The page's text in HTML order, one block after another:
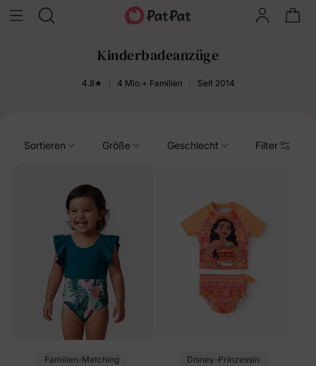
Kinderbadeanzüge
4.8★ 4 Mio.+ Familien Seit 2014
Sortieren Größe Geschlecht Filter
Familien-Matching Disney-Prinzessin